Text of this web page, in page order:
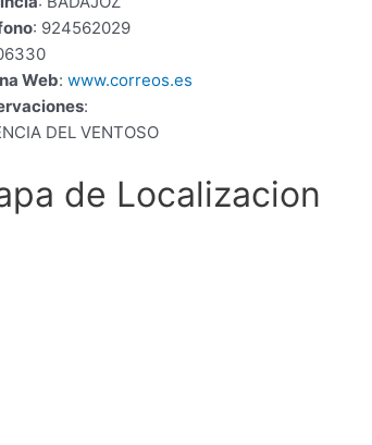
: 924562029
Web: www.correos.es
:
DEL VENTOSO
de Localizacion